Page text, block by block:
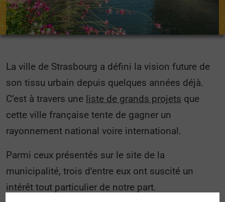
La ville de Strasbourg a défini la vision future de
son tissu urbain depuis quelques années déjà.
C’est à travers une liste de grands projets que
cette ville française tente de gagner un
rayonnement national voire international.
Parmi ceux présentés sur le site de la
municipalité, trois d’entre eux ont suscité un
intérêt tout particulier de notre part.